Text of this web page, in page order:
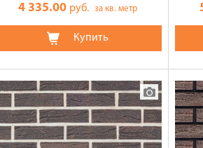
4 335.00 руб. за кв. метр
Купить